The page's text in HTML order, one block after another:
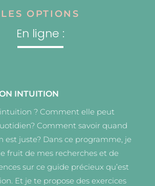
LES OPTIONS
En ligne :
INTUITION
? Comment elle peut
Comment savoir quand
est juste? Dans ce programme, je
fruit de mes recherches et de
sur ce guide précieux qu’est
Et je te propose des exercices